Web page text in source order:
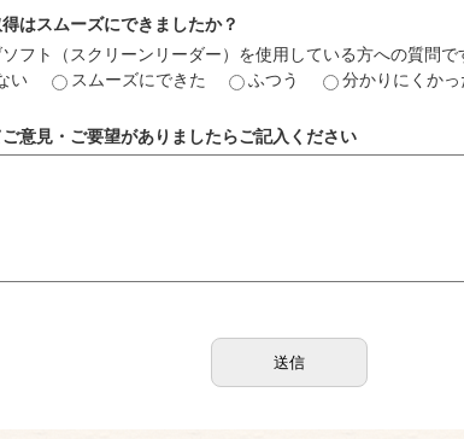
はスムーズにできましたか？
ソフト（スクリーンリーダー）を使用している方への質問で
い
スムーズにできた ふつう 分かりにくかっ
意見・ご要望がありましたらご記入ください